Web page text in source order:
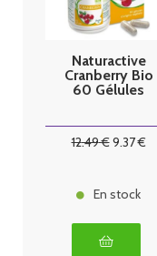
Naturactive
Cranberry Bio
60 Gélules
12.49€9.37€
En stock